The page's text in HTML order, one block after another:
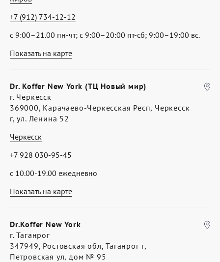
Показать на карте
с 9:00–21.00 пн-чт; с 9:00–20:00 пт-сб; 9:00–19:00 вс.
+7 (912) 734-12-12
Показать на карте
Dr. Koffer New York (ТЦ Новый мир)
г. Черкесск
369000, Карачаево-Черкесская Респ, Черкесск
г, ул. Ленина 52
Черкесск
с 10.00-19.00 ежедневно
+7 928 030-95-45
Dr.Koffer New York
г. Таганрог
347949, Ростовская обл, Таганрог г,
Петровская ул, дом № 95